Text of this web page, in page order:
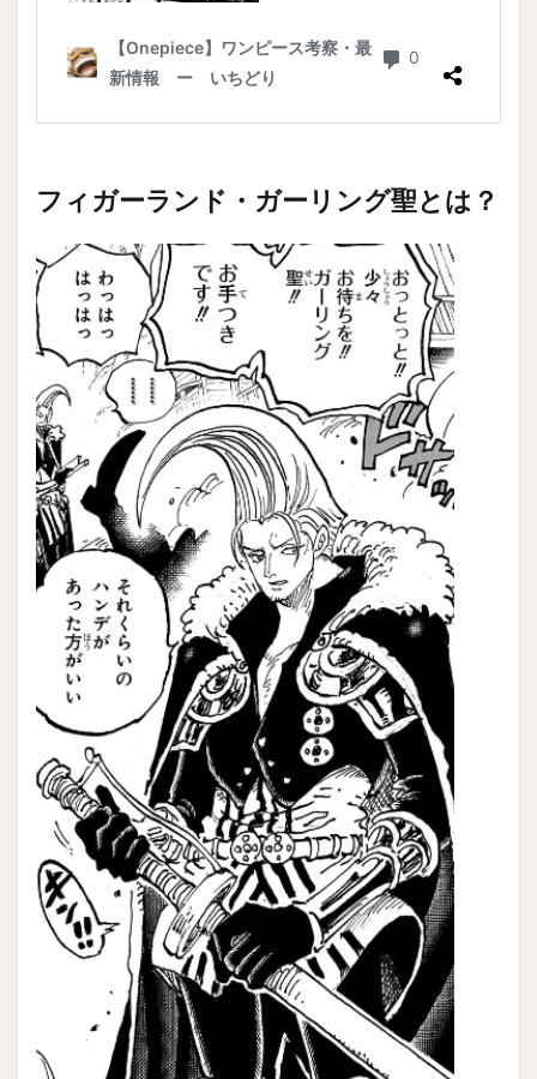
フィガーランド・ガーリング聖とは？